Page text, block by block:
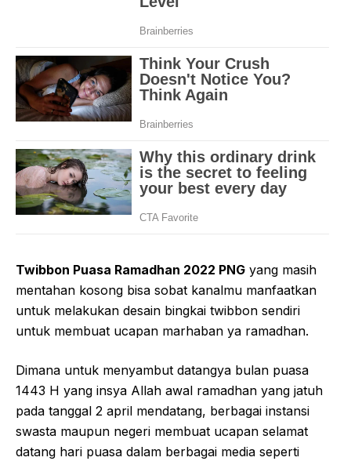
Twibbon Puasa Ramadhan 2022 PNG yang masih
mentahan kosong bisa sobat kanalmu manfaatkan
untuk melakukan desain bingkai twibbon sendiri
untuk membuat ucapan marhaban ya ramadhan.
Dimana untuk menyambut datangya bulan puasa
1443 H yang insya Allah awal ramadhan yang jatuh
pada tanggal 2 april mendatang, berbagai instansi
swasta maupun negeri membuat ucapan selamat
datang hari puasa dalam berbagai media seperti